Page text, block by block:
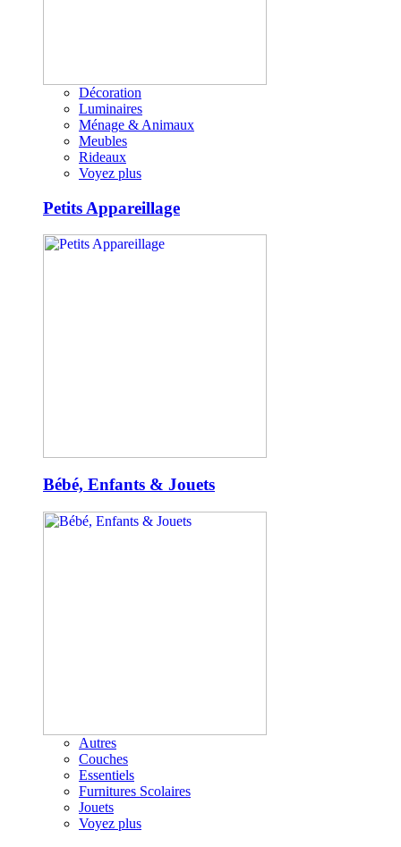
Décoration
Luminaires
Ménage & Animaux
Meubles
Rideaux
Voyez plus
Petits Appareillage
Bébé, Enfants & Jouets
Autres
Couches
Essentiels
Furnitures Scolaires
Jouets
Voyez plus